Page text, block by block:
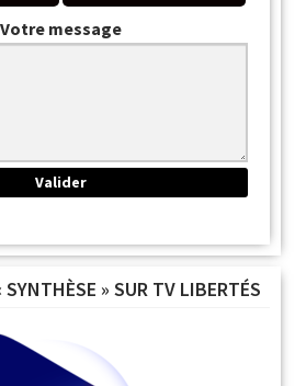
Votre message
SYNTHÈSE » SUR TV LIBERTÉS